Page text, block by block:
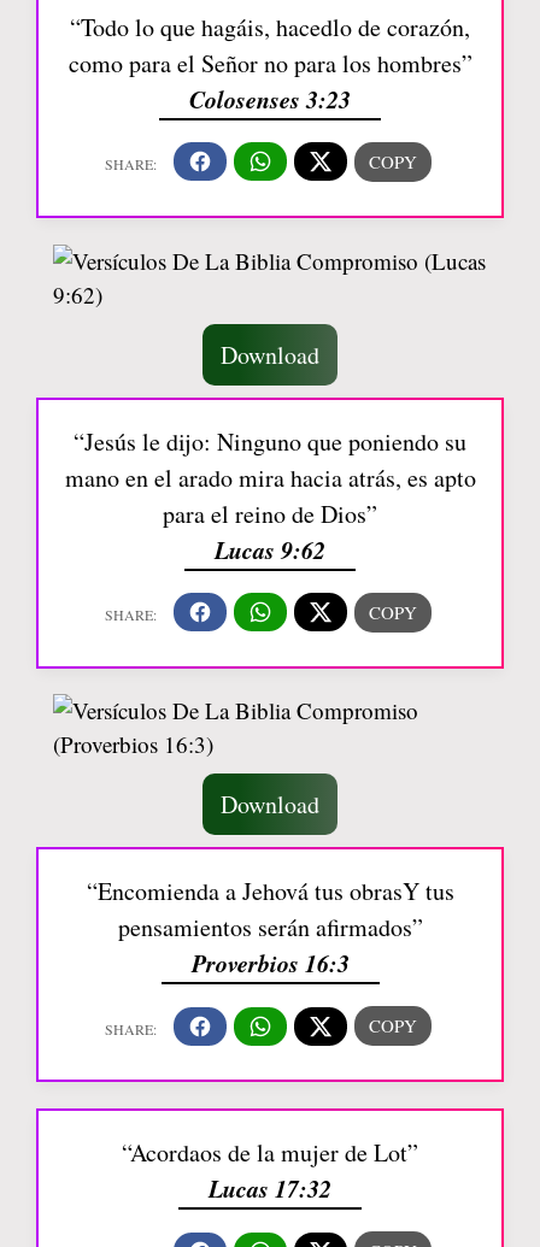
“Todo lo que hagáis, hacedlo de corazón,
como para el Señor no para los hombres”
Colosenses 3:23
Download
“Jesús le dijo: Ninguno que poniendo su
mano en el arado mira hacia atrás, es apto
para el reino de Dios”
Lucas 9:62
Download
“Encomienda a Jehová tus obrasY tus
pensamientos serán afirmados”
Proverbios 16:3
“Acordaos de la mujer de Lot”
Lucas 17:32